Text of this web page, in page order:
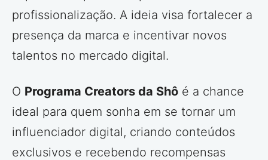
profissionalização. A ideia visa fortalecer a
presença da marca e incentivar novos
talentos no mercado digital.
O Programa Creators da Shô é a chance
ideal para quem sonha em se tornar um
influenciador digital, criando conteúdos
exclusivos e recebendo recompensas